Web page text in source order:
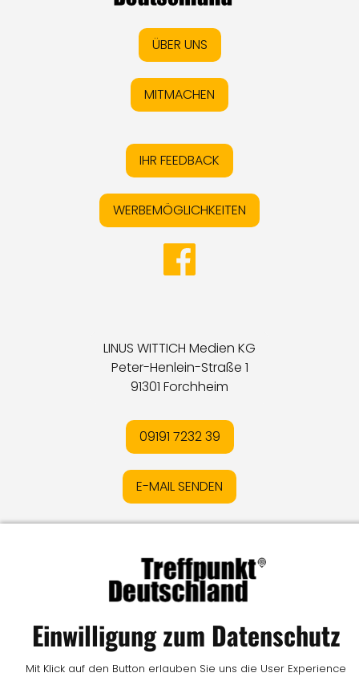
ÜBER UNS
MITMACHEN
IHR FEEDBACK
WERBEMÖGLICHKEITEN
LINUS WITTICH Medien KG
Peter-Henlein-Straße 1
91301 Forchheim
09191 7232 39
E-MAIL SENDEN
DatenschutzIOnline-Streitschlichtung
Mediadaten IKontaktIVertrag widerrufen
Einwilligung zum Datenschutz
Mit Klick auf den Button erlauben Sie uns die User Experience